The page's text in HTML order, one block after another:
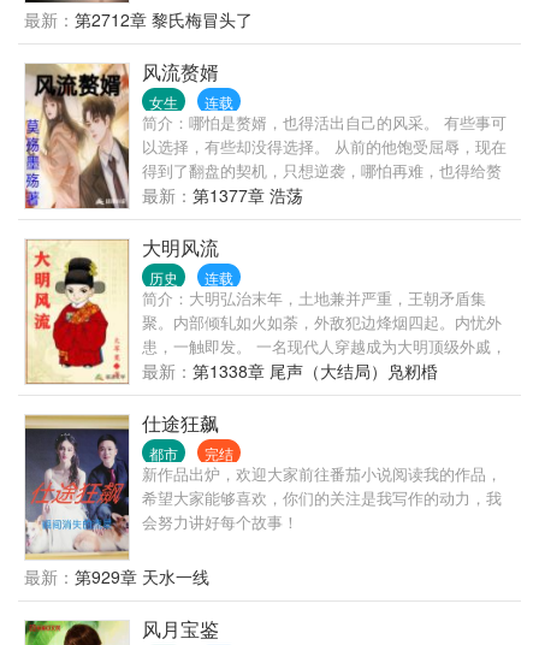
有官场博弈，有经济建设，有快意恩仇，自然也有个
人生活。 第四，不是和尚文，不是绿帽文，坚决不送
女。 第五，重生者最大的优势，就是能够预知未来，
每一次选择都是正确的。不但自己选择正确，还能帮
助领导选择正确。 一路正确，官无止境！
最新： 第2712章 黎氏梅冒头了
风流赘婿
女生 连载
简介：哪怕是赘婿，也得活出自己的风采。 有些事可
以选择，有些却没得选择。 从前的他饱受屈辱，现在
得到了翻盘的契机，只想逆袭，哪怕再难，也得给赘
婿正名，来人间一趟，不能留有遗憾。 美人，江山，
我都要。
最新： 第1377章 浩荡
大明风流
历史 连载
简介：大明弘治末年，土地兼并严重，王朝矛盾集
聚。内部倾轧如火如荼，外敌犯边烽烟四起。内忧外
患，一触即发。 一名现代人穿越成为大明顶级外戚，
本以为能安安稳稳的享受荣华富贵的生活，谁知等待
他的命运将是被未来的嘉靖皇帝‘斩于西市’。 不甘引颈
受戮的命运，奋起抗争才是正途。且看他如何辗转腾
挪扭转乾坤。成就一番辉煌大业，留下一段大明风
流。
最新： 第1338章 尾声（大结局）凫籾棔
仕途狂飙
都市 完结
新作品出炉，欢迎大家前往番茄小说阅读我的作品，
希望大家能够喜欢，你们的关注是我写作的动力，我
会努力讲好每个故事！
最新： 第929章 天水一线
风月宝鉴